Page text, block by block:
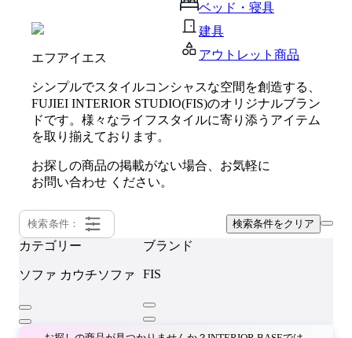
ベッド・寝具
建具
アウトレット商品
エフアイエス
シンプルでスタイルコンシャスな空間を創造する、
FUJIEI INTERIOR STUDIO(FIS)のオリジナルブラン
ドです。様々なライフスタイルに寄り添うアイテム
を取り揃えております。
お探しの商品の掲載がない場合、お気軽に
お問い合わせ ください。
検索条件： 検索条件をクリア
カテゴリー
ソファ カウチソファ
ブランド
FIS